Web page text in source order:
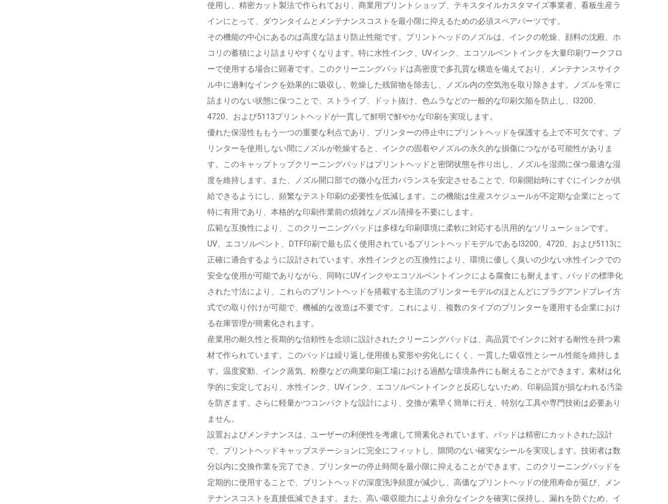
使用し、精密カット製法で作られており、商業用プリントショップ、テキスタイルカスタマイズ事業者、看板生産ラ
インにとって、ダウンタイムとメンテナンスコストを最小限に抑えるための必須スペアパーツです。
その機能の中心にあるのは高度な詰まり防止性能です。プリントヘッドのノズルは、インクの乾燥、顔料の沈殿、ホ
コリの蓄積により詰まりやすくなります。特に水性インク、UVインク、エコソルベントインクを大量印刷ワークフロ
ーで使用する場合に顕著です。このクリーニングパッドは高密度で多孔質な構造を備えており、メンテナンスサイク
ル中に過剰なインクを効果的に吸収し、乾燥した残留物を除去し、ノズル内の空気泡を取り除きます。ノズルを常に
詰まりのない状態に保つことで、ストライプ、ドット抜け、色ムラなどの一般的な印刷欠陥を防止し、I3200、
4720、および5113プリントヘッドが一貫して鮮明で鮮やかな印刷を実現します。
優れた保湿性ももう一つの重要な利点であり、プリンターの停止中にプリントヘッドを保護する上で不可欠です。プ
リンターを使用しない間にノズルが乾燥すると、インクの固着やノズルの永久的な損傷につながる可能性がありま
す。このキャップトップクリーニングパッドはプリントヘッドと密閉状態を作り出し、ノズルを湿潤に保つ最適な湿
度を維持します。また、ノズル開口部での微小な圧力バランスを安定させることで、印刷開始時にすぐにインクが供
給できるようにし、頻繁なテスト印刷の必要性を低減します。この機能は生産スケジュールが不定期な企業にとって
特に有用であり、本格的な印刷作業前の煩雑なノズル清掃を不要にします。
広範な互換性により、このクリーニングパッドは多様な印刷環境に柔軟に対応する汎用的なソリューションです。
UV、エコソルベント、DTF印刷で最も広く使用されているプリントヘッドモデルであるI3200、4720、および5113に
正確に適合するように設計されています。水性インクとの互換性により、環境に優しく臭いの少ない水性インクでの
安全な使用が可能でありながら、同時にUVインクやエコソルベントインクによる腐食にも耐えます。パッドの標準化
された寸法により、これらのプリントヘッドを搭載する主流のプリンターモデルのほとんどにプラグアンドプレイ方
式での取り付けが可能で、機械的な改造は不要です。これにより、複数のタイプのプリンターを運用する企業におけ
る在庫管理が簡素化されます。
産業用の耐久性と長期的な信頼性を念頭に設計されたクリーニングパッドは、高品質でインクに対する耐性を持つ素
材で作られています。このパッドは繰り返し使用後も変形や劣化しにくく、一貫した吸収性とシール性能を維持しま
す。温度変動、インク蒸気、粉塵などの商業印刷工場における過酷な環境条件にも耐えることができます。素材は化
学的に安定しており、水性インク、UVインク、エコソルベントインクと反応しないため、印刷品質が損なわれる汚染
を防ぎます。さらに軽量かつコンパクトな設計により、交換が素早く簡単に行え、特別な工具や専門技術は必要あり
ません。
設置およびメンテナンスは、ユーザーの利便性を考慮して簡素化されています。パッドは精密にカットされた設計
で、プリントヘッドキャップステーションに完全にフィットし、隙間のない確実なシールを実現します。技術者は数
分以内に交換作業を完了でき、プリンターの停止時間を最小限に抑えることができます。このクリーニングパッドを
定期的に使用することで、プリントヘッドの深度洗浄頻度が減少し、高価なプリントヘッドの使用寿命が延び、メン
テナンスコストを直接低減できます。また、高い吸収能力により余分なインクを確実に保持し、漏れを防ぐため、イ